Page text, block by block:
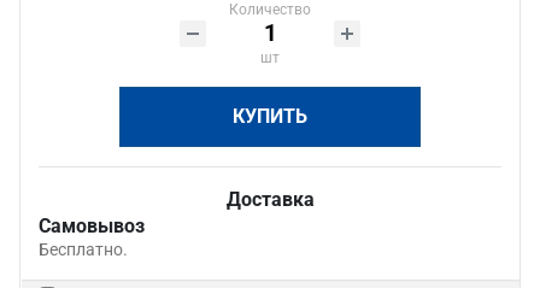
Количество
шт
КУПИТЬ
Доставка
Самовывоз
Бесплатно.